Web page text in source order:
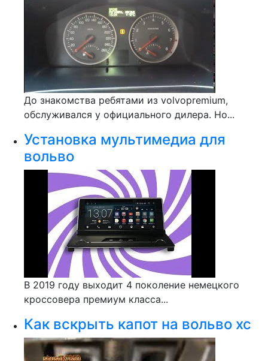
До знакомства ребятами из volvopremium,
обслуживался у официального дилера. Но...
Установка мультимедиа для
вольво
В 2019 году выходит 4 поколение немецкого
кроссовера премиум класса...
Как вскрыть капот на вольво хс